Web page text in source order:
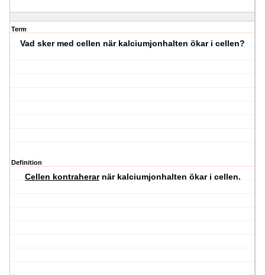
Term
Vad sker med cellen när kalciumjonhalten ökar i cellen?
Definition
Cellen kontraherarnär kalciumjonhalten ökar i cellen.